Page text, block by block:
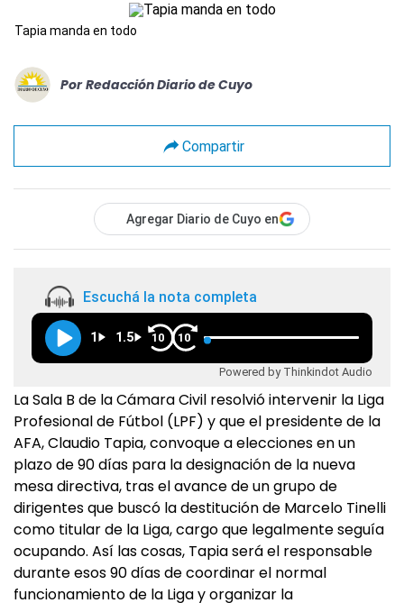
Tapia manda en todo
Por Redacción Diario de Cuyo
Compartir
Agregar Diario de Cuyo en
Escuchá la nota completa
1 1.5 10 10
Powered by Thinkindot Audio
La Sala B de la Cámara Civil resolvió intervenir la Liga
Profesional de Fútbol (LPF) y que el presidente de la
AFA, Claudio Tapia, convoque a elecciones en un
plazo de 90 días para la designación de la nueva
mesa directiva, tras el avance de un grupo de
dirigentes que buscó la destitución de Marcelo Tinelli
como titular de la Liga, cargo que legalmente seguía
ocupando. Así las cosas, Tapia será el responsable
durante esos 90 días de coordinar el normal
funcionamiento de la Liga y organizar la